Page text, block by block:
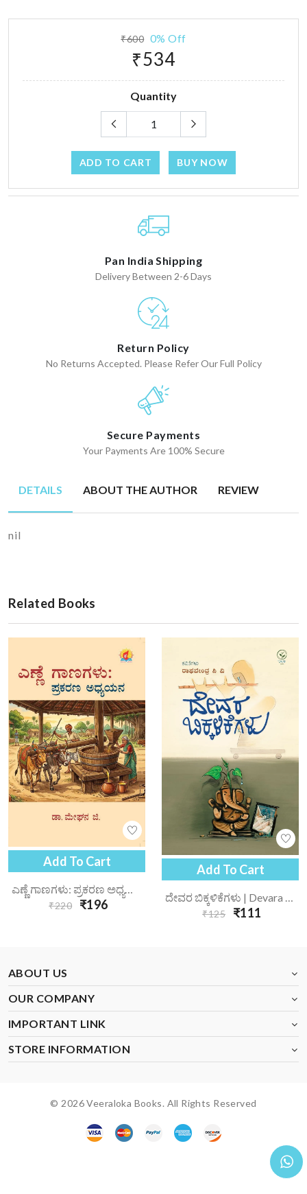
₹600 0% Off
₹534
Quantity
ADD TO CART BUY NOW
Pan India Shipping
Delivery Between 2-6 Days
Return Policy
No Returns Accepted. Please Refer Our Full Policy
Secure Payments
Your Payments Are 100% Secure
DETAILS ABOUT THE AUTHOR REVIEW
nil
Related Books
Add To Cart
ಎಣ್ಣೆ ಗಾಣಗಳು: ಪ್ರಕರಣ ಅಧ್ಯಯನ | Enne Gaanagalu Prakarana Adhyayana
₹220 ₹196
Add To Cart
₹125 ₹111
ABOUT US
OUR COMPANY
IMPORTANT LINK
STORE INFORMATION
© 2026 Veeraloka Books. All Rights Reserved